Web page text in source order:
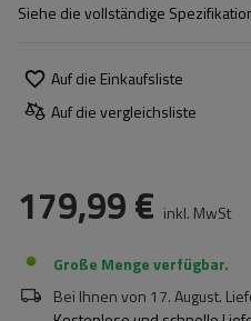
Siehe die vollständige
Auf die Einkaufsliste
Auf die vergleichsliste
179,99 € inkl. MwSt
Große Menge verfügbar
Bei Ihnen von 17. August.